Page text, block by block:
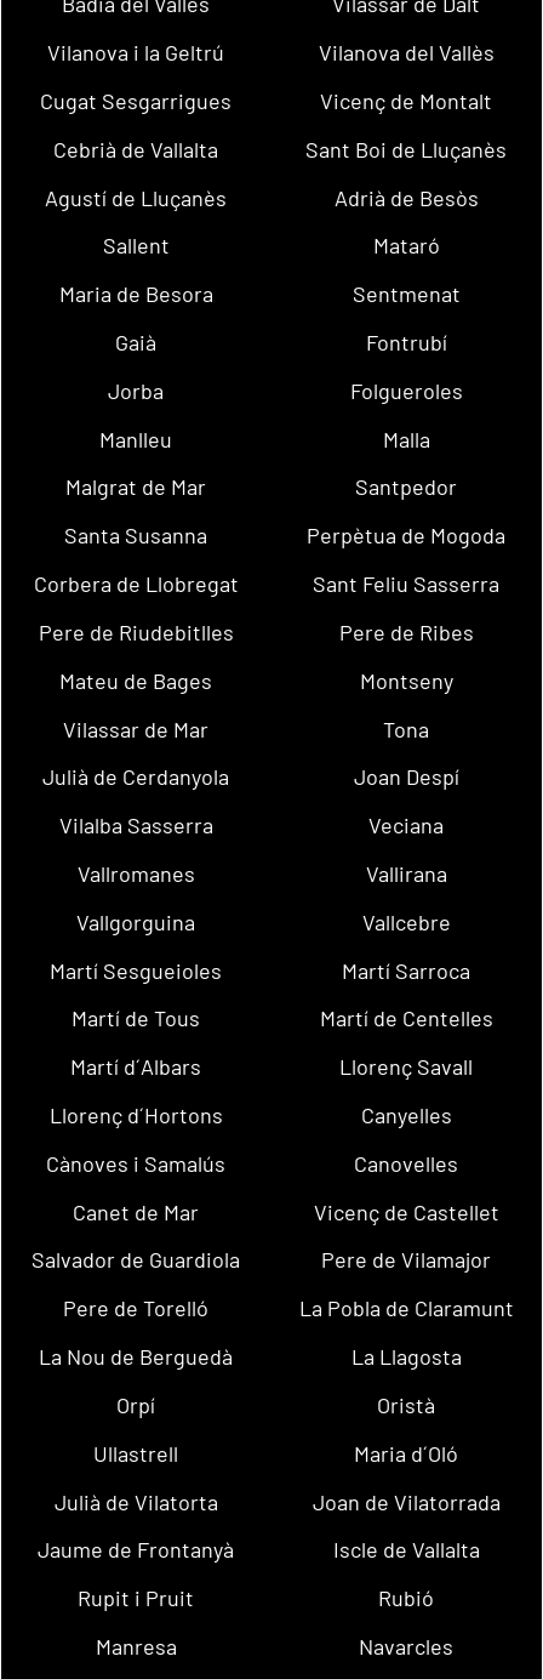
Vilanova i la Geltrú
Vilanova del Vallès
Cugat Sesgarrigues
Vicenç de Montalt
Cebrià de Vallalta
Sant Boi de Lluçanès
Agustí de Lluçanès
Adrià de Besòs
Sallent
Mataró
Maria de Besora
Sentmenat
Gaià
Fontrubí
Jorba
Folgueroles
Manlleu
Malla
Malgrat de Mar
Santpedor
Santa Susanna
Perpètua de Mogoda
Corbera de Llobregat
Sant Feliu Sasserra
Pere de Riudebitlles
Pere de Ribes
Mateu de Bages
Montseny
Vilassar de Mar
Tona
Julià de Cerdanyola
Joan Despí
Vilalba Sasserra
Veciana
Vallromanes
Vallirana
Vallgorguina
Vallcebre
Martí Sesgueioles
Martí Sarroca
Martí de Tous
Martí de Centelles
Martí d´Albars
Llorenç Savall
Llorenç d´Hortons
Canyelles
Cànoves i Samalús
Canovelles
Canet de Mar
Vicenç de Castellet
Salvador de Guardiola
Pere de Vilamajor
Pere de Torelló
La Pobla de Claramunt
La Nou de Berguedà
La Llagosta
Orpí
Oristà
Ullastrell
Maria d´Oló
Julià de Vilatorta
Joan de Vilatorrada
Jaume de Frontanyà
Iscle de Vallalta
Rupit i Pruit
Rubió
Manresa
Navarcles